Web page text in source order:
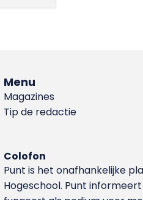
Menu
Magazines
Tip de redactie
Colofon
Punt is het onafhankelijke
Hoge­school. Punt